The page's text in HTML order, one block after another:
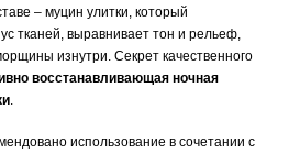
– муцин улитки, который
тканей, выравнивает тон и рельеф,
изнутри. Секрет качественного
восстанавливающая ночная
.
использование в сочетании с